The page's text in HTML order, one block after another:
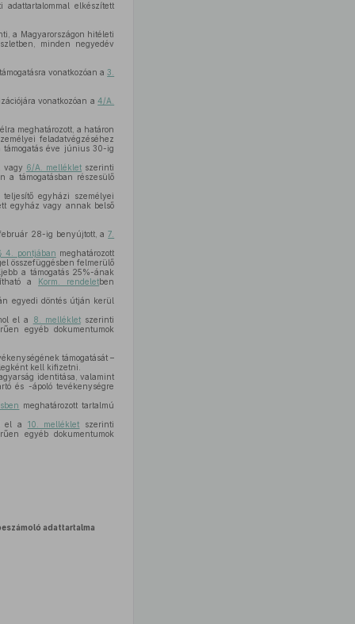
adattartalommal elkészített
a Magyarországon hitéleti
minden negyedév
vonatkozóan a3.
vonatkozóan a4/A.
meghatározott, a határon
feladatvégzéséhez
éve június 30-ig
vagy 6/A. melléklet szerinti
a támogatásban részesülő
egyházi személyei
egyház vagy annak belső
február 28-ig benyújtott, a7.
4. pontjában meghatározott
összefüggésben felmerülő
a támogatás 25%-ának
a Korm. rendeletben
egyedi döntés útján kerül
el a 8. mellékletszerinti
egyéb dokumentumok
támogatását –
kell kifizetni.
identitása, valamint
és -ápoló tevékenységre
meghatározott tartalmú
el a 10. melléklet szerinti
egyéb dokumentumok
adattartalma